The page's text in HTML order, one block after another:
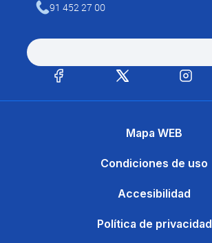
91 452 27 00
Mapa WEB
Condiciones de uso
Accesibilidad
Política de privacidad